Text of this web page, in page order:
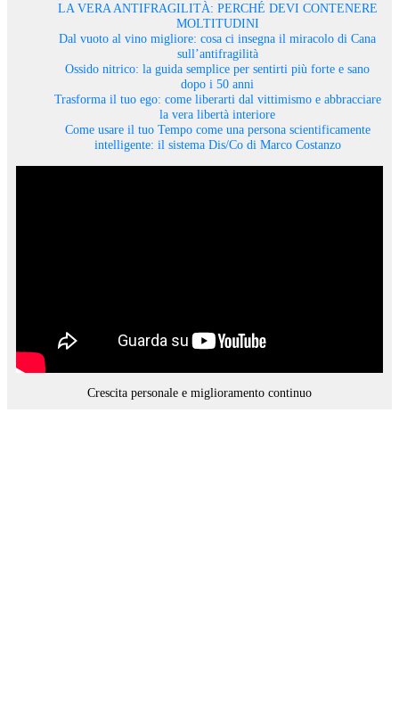
LA VERA ANTIFRAGILITÀ: PERCHÉ DEVI CONTENERE
MOLTITUDINI
Dal vuoto al vino migliore: cosa ci insegna il miracolo di Cana
sull’antifragilità
Ossido nitrico: la guida semplice per sentirti più forte e sano
dopo i 50 anni
Trasforma il tuo ego: come liberarti dal vittimismo e abbracciare
la vera libertà interiore
Come usare il tuo Tempo come una persona scientificamente
intelligente: il sistema Dis/Co di Marco Costanzo
Crescita personale e miglioramento continuo